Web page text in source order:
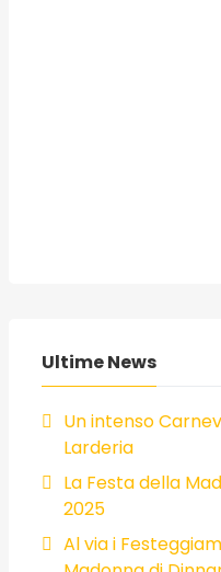
Ultime News
Un intenso
Larderia
La Festa della
2025
Al via i